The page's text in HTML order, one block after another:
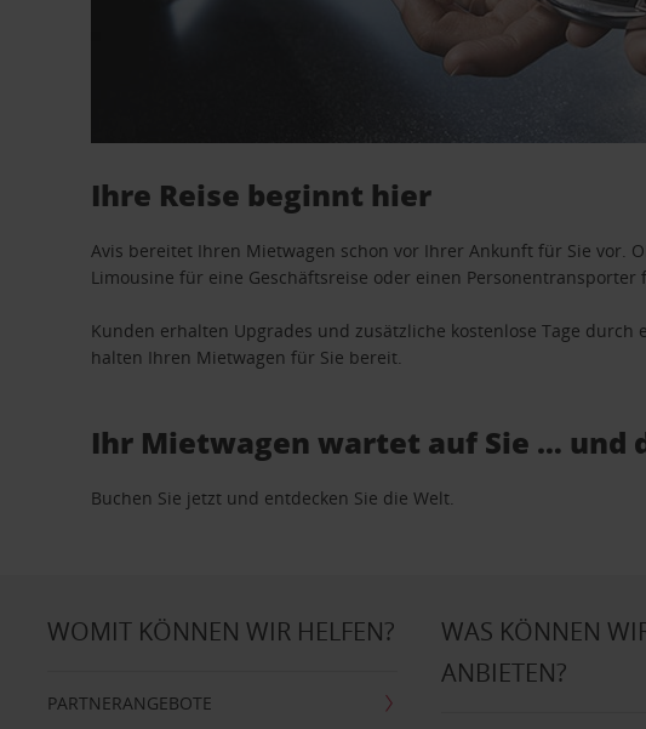
Ihre Reise beginnt hier
Avis bereitet Ihren Mietwagen schon vor Ihrer Ankunft für Sie vor.
Limousine für eine Geschäftsreise oder einen
Kunden erhalten Upgrades und zusätzliche kostenlose Tage
halten Ihren Mietwagen für Sie bereit.
Ihr Mietwagen wartet auf Sie … und
Buchen Sie jetzt und entdecken Sie die Welt.
WOMIT KÖNNEN WIR HELFEN?
PARTNERANGEBOTE
WAS KÖNNEN
ANBIETEN?